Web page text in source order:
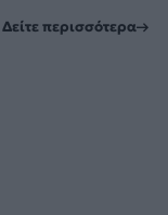
Δείτε περισσότερα